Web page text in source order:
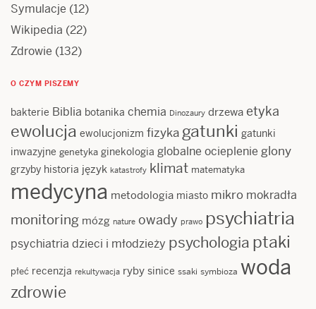
Symulacje (12)
Wikipedia (22)
Zdrowie (132)
O CZYM PISZEMY
bakterie Biblia botanika chemia Dinozaury drzewa etyka
ewolucja ewolucjonizm fizyka gatunki gatunki
inwazyjne genetyka ginekologia globalne ocieplenie glony
grzyby historia język katastrofy klimat matematyka
medycyna metodologia miasto mikro mokradła
monitoring mózg nature owady prawo psychiatria
psychiatria dzieci i młodzieży psychologia ptaki
płeć recenzja rekultywacja ryby sinice ssaki symbioza woda
zdrowie